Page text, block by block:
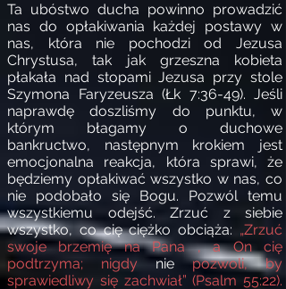
Ta ubóstwo ducha powinno prowadzić
nas do opłakiwania każdej postawy w
nas, która nie pochodzi od Jezusa
Chrystusa, tak jak grzeszna kobieta
płakała nad stopami Jezusa przy stole
Szymona Faryzeusza (Łk 7:36-49). Jeśli
naprawdę doszliśmy do punktu, w
którym błagamy o duchowe
bankructwo, następnym krokiem jest
emocjonalna reakcja, która sprawi, że
będziemy opłakiwać wszystko w nas, co
nie podobało się Bogu. Pozwól temu
wszystkiemu odejść. Zrzuć z siebie
wszystko, co cię ciężko obciąża: „Zrzuć
swoje brzemię na Pana , a On cię
podtrzyma; nigdynie pozwoli, by
sprawiedliwy się zachwiał” (Psalm 55:22).